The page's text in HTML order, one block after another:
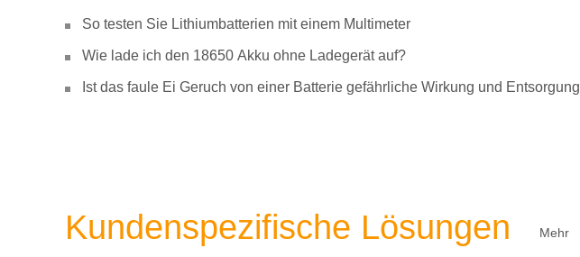
So testen Sie Lithiumbatterien mit einem Multimeter
Wie lade ich den 18650 Akku ohne Ladegerät auf?
Ist das faule Ei Geruch von einer Batterie gefährliche Wirkung und Entsorgung
Kundenspezifische Lösungen Mehr